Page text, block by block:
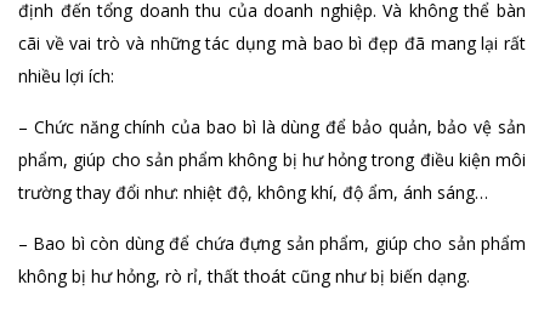
định đến tổng doanh thu của doanh nghiệp. Và không thể bàn
cãi về vai trò và những tác dụng mà bao bì đẹp đã mang lại rất
nhiều lợi ích:
– Chức năng chính của bao bì là dùng để bảo quản, bảo vệ sản
phẩm, giúp cho sản phẩm không bị hư hỏng trong điều kiện môi
trường thay đổi như: nhiệt độ, không khí, độ ẩm, ánh sáng…
– Bao bì còn dùng để chứa đựng sản phẩm, giúp cho sản phẩm
không bị hư hỏng, rò rỉ, thất thoát cũng như bị biến dạng.